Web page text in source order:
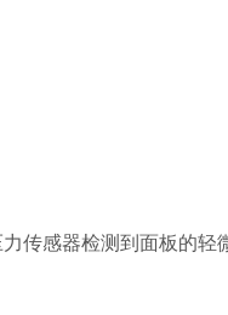
传感器检测到面板的轻